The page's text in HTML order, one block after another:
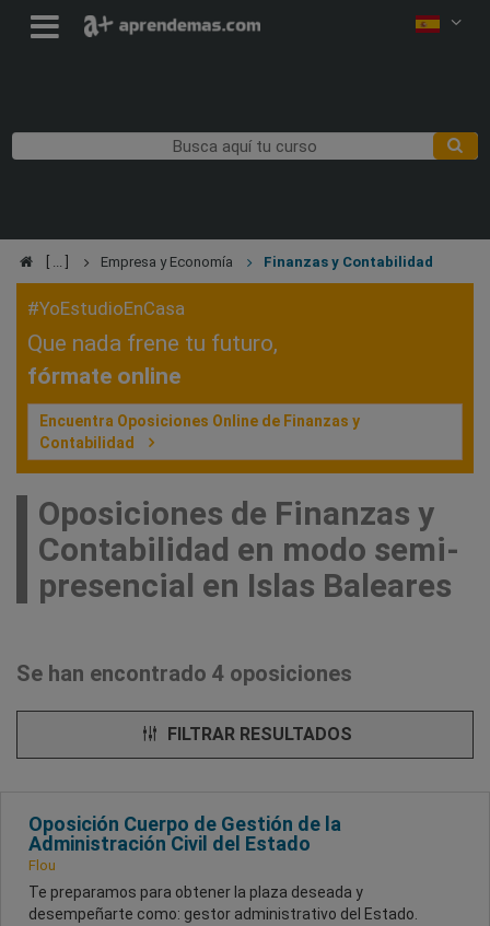
Empresa y Economía Finanzas y Contabilidad
#YoEstudioEnCasa
Que nada frene tu futuro,
fórmate online
Encuentra Oposiciones Online de Finanzas y
Contabilidad
Oposiciones de Finanzas y
Contabilidad en modo semi-
presencial en Islas Baleares
Se han encontrado 4 oposiciones
FILTRAR RESULTADOS
Oposición Cuerpo de Gestión de la
Administración Civil del Estado
Flou
Te preparamos para obtener la plaza deseada y
desempeñarte como: gestor administrativo del Estado.